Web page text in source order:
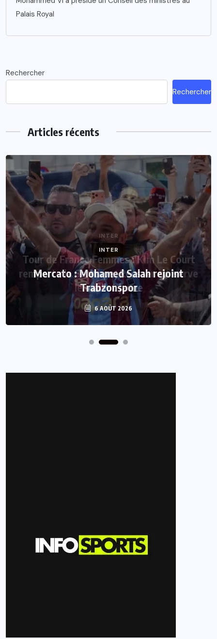
Palais Royal
Rechercher
Rechercher
Articles récents
INTER
Mercato : Mohamed Salah rejoint
Trabzonspor
6 AOÛT 2026